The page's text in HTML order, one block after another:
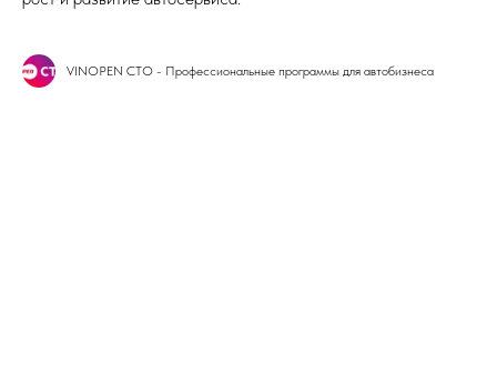
VINOPEN СТО - Профессиональные программы для автобизнеса